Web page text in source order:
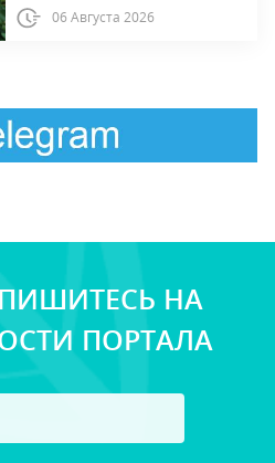
06 Августа 2026
НА
ПОРТАЛА